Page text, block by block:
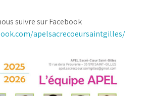
suivre sur Facebook
apelsacrecoeursaintgilles/